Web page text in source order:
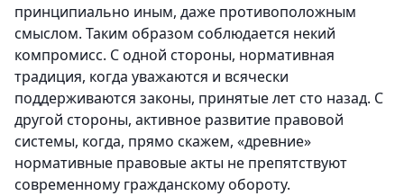
принципиально иным, даже противоположным
смыслом. Таким образом соблюдается некий
компромисс. С одной стороны, нормативная
традиция, когда уважаются и всячески
поддерживаются законы, принятые лет сто назад. С
другой стороны, активное развитие правовой
системы, когда, прямо скажем, «древние»
нормативные правовые акты не препятствуют
современному гражданскому обороту.